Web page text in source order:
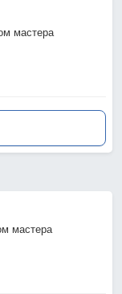
мастера
мастера